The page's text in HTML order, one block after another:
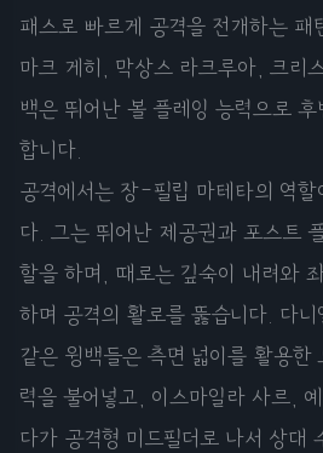
패스로 빠르게 공격을 전개하는 패
마크 게히, 막상스 라크루아, 크리
백은 뛰어난 볼 플레잉 능력으로 후
합니다.
공격에서는 장-필립 마테타의 역할
다. 그는 뛰어난 제공권과 포스트
할을 하며, 때로는 깊숙이 내려와
하며 공격의 활로를 뚫습니다. 다
같은 윙백들은 측면 넓이를 활용한
력을 불어넣고, 이스마일라 사르,
다가 공격형 미드필더로 나서 상대